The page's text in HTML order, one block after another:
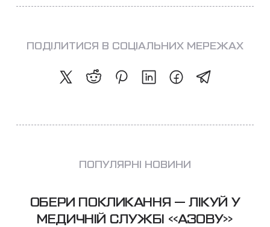
ПОДІЛИТИСЯ В СОЦІАЛЬНИХ МЕРЕЖАХ
ПОПУЛЯРНІ НОВИНИ
ОБЕРИ ПОКЛИКАННЯ — ЛІКУЙ У
МЕДИЧНІЙ СЛУЖБІ «АЗОВУ»